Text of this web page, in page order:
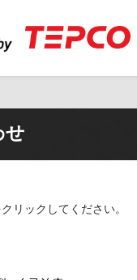
せ
リックしてください。